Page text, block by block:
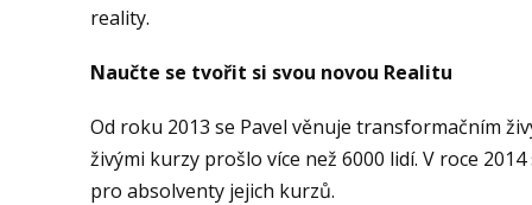
reality.
Naučte se tvořit si svou novou Realitu
Od roku 2013 se Pavel věnuje transformačním
živými kurzy prošlo více než 6000 lidí. V roce
pro absolventy jejich kurzů.